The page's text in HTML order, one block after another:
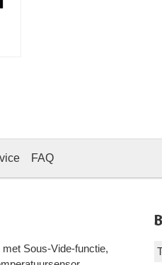
FAQ
Sous-Vide-functie,